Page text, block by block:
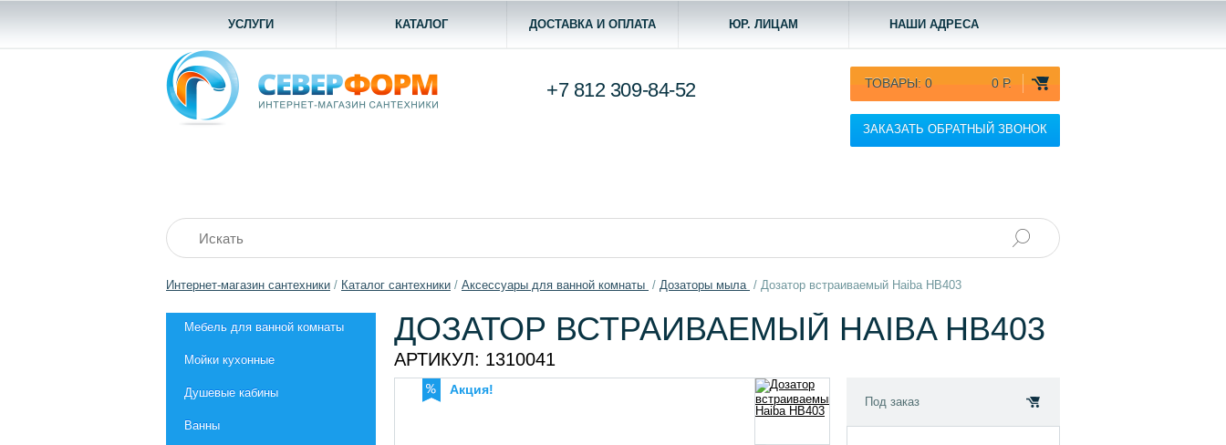
УСЛУГИ КАТАЛОГ ДОСТАВКА И ОПЛАТА ЮР. ЛИЦАМ НАШИ АДРЕСА
ТОВАРЫ: 0 0 Р.
ЗАКАЗАТЬ ОБРАТНЫЙ ЗВОНОК
+7 812 309-84-52
Интернет-магазин сантехники / Каталог сантехники / Aксессуары для ванной комнаты / Дозаторы мыла / Дозатор встраиваемый Haiba HB403
Мебель для ванной комнаты
Мойки кухонные
Душевые кабины
Ванны
ДОЗАТОР ВСТРАИВАЕМЫЙ HAIBA HB403
АРТИКУЛ: 1310041
Акция!
Под заказ